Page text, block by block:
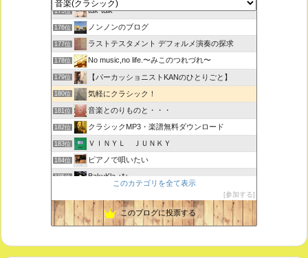
175位 tak-talk
176位 ノンノンのブログ
177位 ラストテスタメント デフォルメ演奏の探求
178位 No music,no life.〜みこのつれづれ〜
179位 【パーカッショニストKANのひとりごと】
180位 気軽にクラシック！
181位 音楽とのりものと・・・
182位 クラシックMP3・楽譜無料ダウンロード
183位 ＶＩＮＹＬ ＪＵＮＫＹ
184位 ピアノで唄いたい
185位 BakuKla +*+
187位 ときどき書きます♪
このカテゴリを全て表示
参加する
このブログに投票する